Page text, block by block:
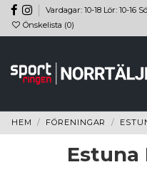
Vardagar: 10-18 Lör: 10-16
Önskelista (0)
HEM FÖRENINGAR
Estuna